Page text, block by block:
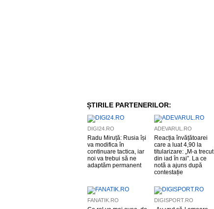
ȘTIRILE PARTENERILOR:
DIGI24.RO
Radu Miruță: Rusia își
va modifica în
continuare tactica, iar
noi va trebui să ne
adaptăm permanent
ADEVARUL.RO
Reacția învățătoarei
care a luat 4,90 la
titularizare: „M-a trecut
din iad în rai”. La ce
notă a ajuns după
contestație
FANATIK.RO DIGISPORT.RO